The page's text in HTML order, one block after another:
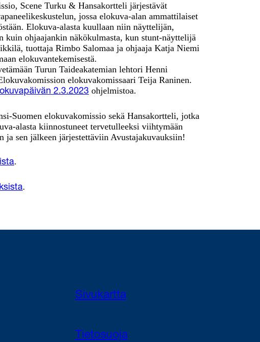
Scene Turku & Hansakortteli järjestävät
jossa elokuva-alan ammattilaiset
Elokuva-alasta kuullaan niin näyttelijän,
kuin ohjaajankin näkökulmasta, kun stunt-näyttelijä
tuottaja Rimbo Salomaa ja ohjaaja Katja Niemi
elokuvantekemisestä.
Turun Taideakatemian lehtori Henni
elokuvakomissaari Teija Raninen.
2.3.2023 ohjelmistoa.
Suomen elokuvakomissio sekä Hansakortteli, jotka
alasta kiinnostuneet tervetulleeksi viihtymään
ja sen jälkeen järjestettäviin Avustajakuvauksiin!
.
.
Sivukartta
Tietosuoja